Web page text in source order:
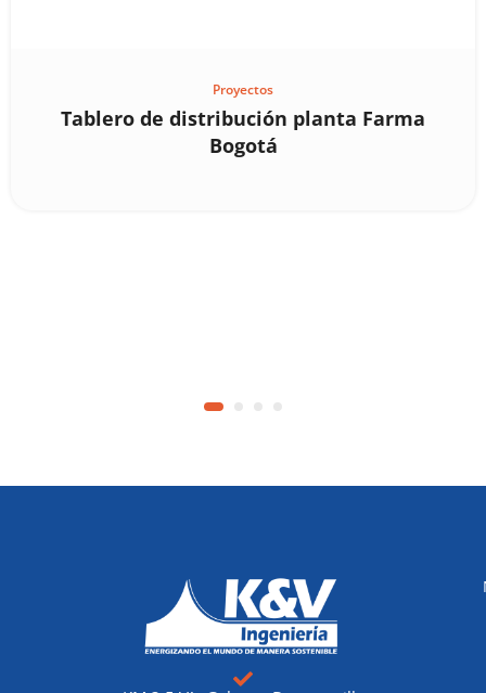
Proyectos
Tablero de distribución planta Farma
Bogotá